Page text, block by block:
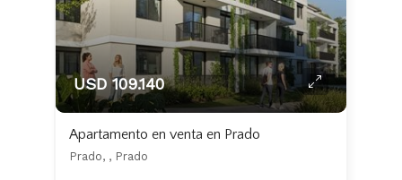
USD 109.140
Apartamento en venta en Prado
Prado, , Prado